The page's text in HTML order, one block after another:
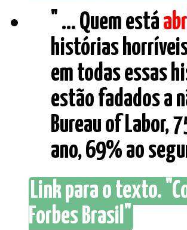
" ... Quem está
histórias
em todas essas
estão fadados a
Bureau of Labor,
ano, 69% ao
Link para o texto.
Forbes Brasil"